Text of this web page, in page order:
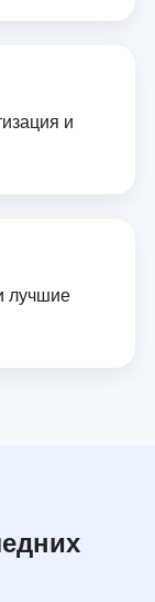
и
лучшие